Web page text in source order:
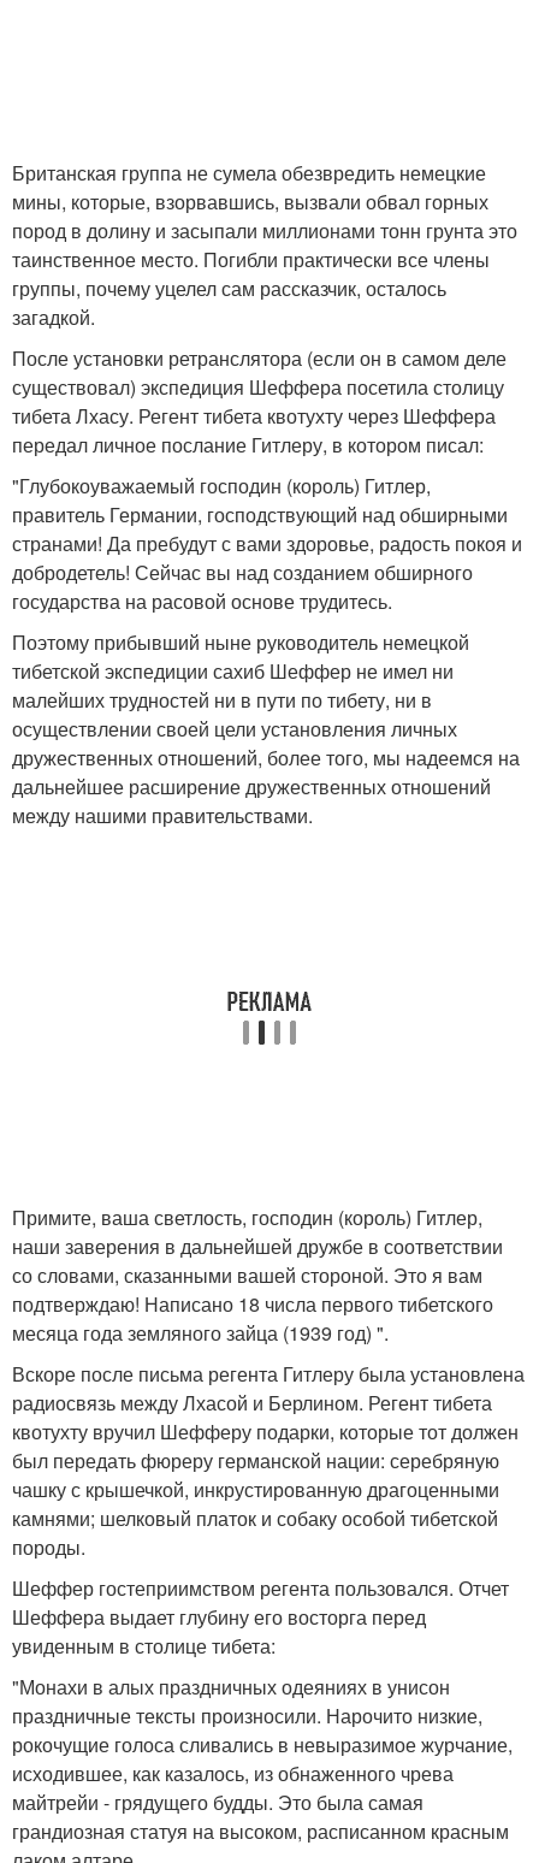
Британская группа не сумела обезвредить немецкие
мины, которые, взорвавшись, вызвали обвал горных
пород в долину и засыпали миллионами тонн грунта это
таинственное место. Погибли практически все члены
группы, почему уцелел сам рассказчик, осталось
загадкой.
После установки ретранслятора (если он в самом деле
существовал) экспедиция Шеффера посетила столицу
тибета Лхасу. Регент тибета квотухту через Шеффера
передал личное послание Гитлеру, в котором писал:
"Глубокоуважаемый господин (король) Гитлер,
правитель Германии, господствующий над обширными
странами! Да пребудут с вами здоровье, радость покоя и
добродетель! Сейчас вы над созданием обширного
государства на расовой основе трудитесь.
Поэтому прибывший ныне руководитель немецкой
тибетской экспедиции сахиб Шеффер не имел ни
малейших трудностей ни в пути по тибету, ни в
осуществлении своей цели установления личных
дружественных отношений, более того, мы надеемся на
дальнейшее расширение дружественных отношений
между нашими правительствами.
Примите, ваша светлость, господин (король) Гитлер,
наши заверения в дальнейшей дружбе в соответствии
со словами, сказанными вашей стороной. Это я вам
подтверждаю! Написано 18 числа первого тибетского
месяца года земляного зайца (1939 год) ".
Вскоре после письма регента Гитлеру была установлена
радиосвязь между Лхасой и Берлином. Регент тибета
квотухту вручил Шефферу подарки, которые тот должен
был передать фюреру германской нации: серебряную
чашку с крышечкой, инкрустированную драгоценными
камнями; шелковый платок и собаку особой тибетской
породы.
Шеффер гостеприимством регента пользовался. Отчет
Шеффера выдает глубину его восторга перед
увиденным в столице тибета:
"Монахи в алых праздничных одеяниях в унисон
праздничные тексты произносили. Нарочито низкие,
рокочущие голоса сливались в невыразимое журчание,
исходившее, как казалось, из обнаженного чрева
майтрейи - грядущего будды. Это была самая
грандиозная статуя на высоком, расписанном красным